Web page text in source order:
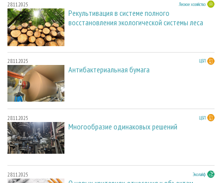
28.11.2025 Лесное хозяйство
Рекультивация в системе полного
восстановления экологической системы леса
28.11.2025 ЦБП
Антибактериальная бумага
28.11.2025 ЦБП
Многообразие одинаковых решений
28.11.2025 Эколайф